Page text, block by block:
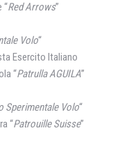
“Red Arrows”
Volo“
Esercito Italiano
“Patrulla AGUILA”
Sperimentale Volo“
“Patrouille Suisse”